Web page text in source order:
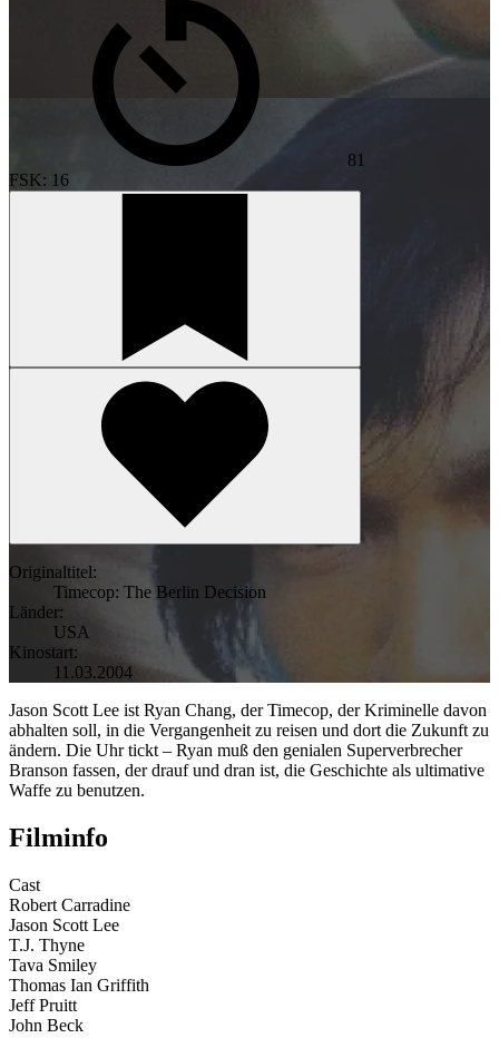
81
FSK: 16
Originaltitel:
Timecop: The Berlin Decision
Länder:
USA
Kinostart:
11.03.2004
Jason Scott Lee ist Ryan Chang, der Timecop, der Kriminelle davon
abhalten soll, in die Vergangenheit zu reisen und dort die Zukunft zu
ändern. Die Uhr tickt – Ryan muß den genialen Superverbrecher
Branson fassen, der drauf und dran ist, die Geschichte als ultimative
Waffe zu benutzen.
Filminfo
Cast
Robert Carradine
Jason Scott Lee
T.J. Thyne
Tava Smiley
Thomas Ian Griffith
Jeff Pruitt
John Beck